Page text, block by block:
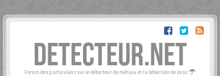
DETECTEUR.NET
Forum des particuliers sur le détecteur de métaux et la détection de loisir